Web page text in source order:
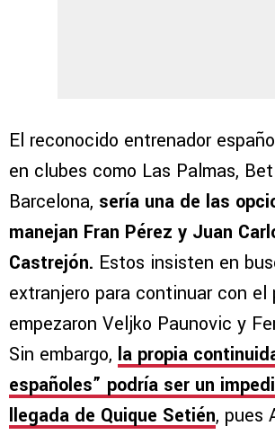
El reconocido entrenador
en clubes como Las Palmas,
Barcelona, sería una de las
manejan Fran Pérez y Juan
Castrejón. Estos insisten en
extranjero para continuar con el
empezaron Veljko Paunovic y
Sin embargo, la propia
españoles” podría ser un
llegada de Quique Setién, pues